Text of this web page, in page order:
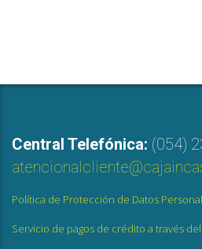
Central Telefónica: (054)
Política de Protección de Datos
Servicio de pagos de crédito a través del